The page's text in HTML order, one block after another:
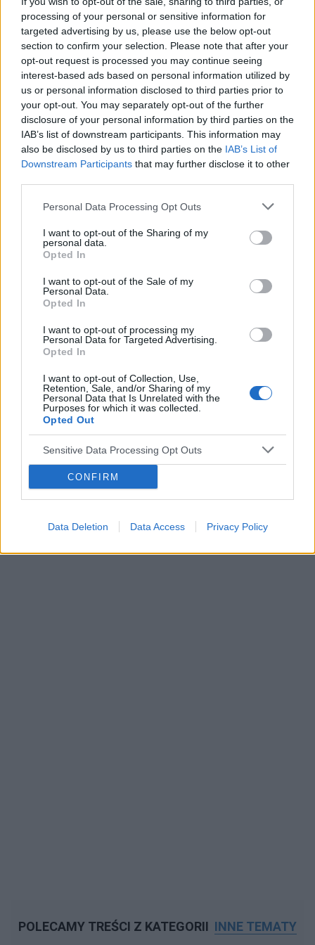
processing of your personal or sensitive information for
targeted advertising by us, please use the below opt-out
section to confirm your selection. Please note that after your
opt-out request is processed you may continue seeing
interest-based ads based on personal information utilized by
us or personal information disclosed to third parties prior to
your opt-out. You may separately opt-out of the further
disclosure of your personal information by third parties on the
IAB’s list of downstream participants. This information may
also be disclosed by us to third parties on the IAB’s List of
Downstream Participants that may further disclose it to other
Personal Data Processing Opt Outs
I want to opt-out of the Sharing of my
personal data.
Opted In
I want to opt-out of the Sale of my
Personal Data.
Opted In
I want to opt-out of processing my
Personal Data for Targeted Advertising.
Opted In
I want to opt-out of Collection, Use,
Retention, Sale, and/or Sharing of my
Personal Data that Is Unrelated with the
Purposes for which it was collected.
Opted Out
Sensitive Data Processing Opt Outs
CONFIRM
Data Deletion Data Access Privacy Policy
Źródła tekstu
[1] A. Elszkowska, A. Golon, K. Raabe, F. Krawczyk, D. Majcher,
E. Niklewska-Piotrowska, R. Piotrowicz, J. Rafał-Łuniewska:
Wczesne wspomaganie rozwoju dziecka w teorii i praktyce.
Ośrodek Rozwoju Edukacji. Warszawa 2017, s. 5-10.
[2] K. Chmiel, Z. Kubińska, T. Derewiecki: Terapie z udziałem
zwierząt w rehabilitacji różnych form niepełnosprawności.
„Problemy higieny i epidemiologii” 2014, 95(3), s. 591-595.
[3] G. Drwięga, Z. Pietruczuk: Dogoterapia jako forma
wspomagania rozwoju dziecka niepełnosprawnego.
„Niepełnosprawność – zagadnienia, problemy, rozwiązania”
[4] J. Karbowniczek, J. Mielczarek: Dogoterapia jako naturalna
specjalnych potrzebach edukacyjnych. „Edukacja Elementarna
w Teorii i Praktyce: kwartalnik dla nauczycieli”, nr 2, s. 37-45.
Treści i materiały zawarte w tym serwisie mają charakter
odpowiedzialności za efekty ich zastosowania. Przed
zastosowaniem porad i wskazówek zawartych w serwisie, należy
Reklama:
POLECAMY TREŚCI Z KATEGORII INNE TEMATY